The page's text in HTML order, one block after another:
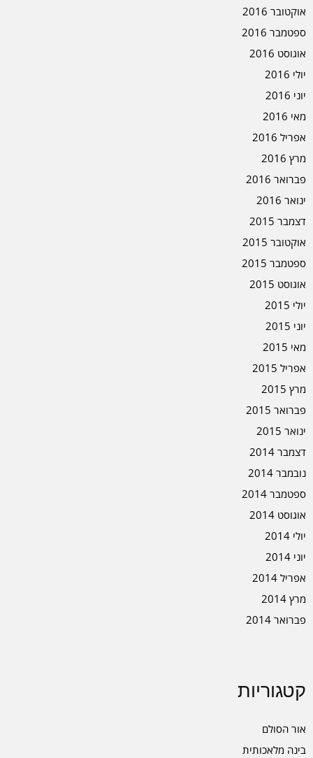
אוקטובר 2016
ספטמבר 2016
אוגוסט 2016
יולי 2016
יוני 2016
מאי 2016
אפריל 2016
מרץ 2016
פברואר 2016
ינואר 2016
דצמבר 2015
אוקטובר 2015
ספטמבר 2015
אוגוסט 2015
יולי 2015
יוני 2015
מאי 2015
אפריל 2015
מרץ 2015
פברואר 2015
ינואר 2015
דצמבר 2014
נובמבר 2014
ספטמבר 2014
אוגוסט 2014
יולי 2014
יוני 2014
אפריל 2014
מרץ 2014
פברואר 2014
קטגוריות
אור הסולם
בינה מלאכותית